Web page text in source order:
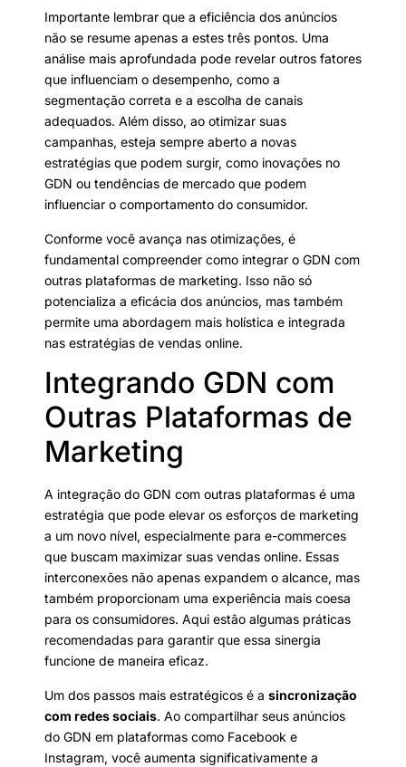
Importante lembrar que a eficiência dos anúncios
não se resume apenas a estes três pontos. Uma
análise mais aprofundada pode revelar outros fatores
que influenciam o desempenho, como a
segmentação correta e a escolha de canais
adequados. Além disso, ao otimizar suas
campanhas, esteja sempre aberto a novas
estratégias que podem surgir, como inovações no
GDN ou tendências de mercado que podem
influenciar o comportamento do consumidor.
Conforme você avança nas otimizações, é
fundamental compreender como integrar o GDN com
outras plataformas de marketing. Isso não só
potencializa a eficácia dos anúncios, mas também
permite uma abordagem mais holística e integrada
nas estratégias de vendas online.
Integrando GDN com
Outras Plataformas de
Marketing
A integração do GDN com outras plataformas é uma
estratégia que pode elevar os esforços de marketing
a um novo nível, especialmente para e-commerces
que buscam maximizar suas vendas online. Essas
interconexões não apenas expandem o alcance, mas
também proporcionam uma experiência mais coesa
para os consumidores. Aqui estão algumas práticas
recomendadas para garantir que essa sinergia
funcione de maneira eficaz.
Um dos passos mais estratégicos é a sincronização
com redes sociais. Ao compartilhar seus anúncios
do GDN em plataformas como Facebook e
Instagram, você aumenta significativamente a